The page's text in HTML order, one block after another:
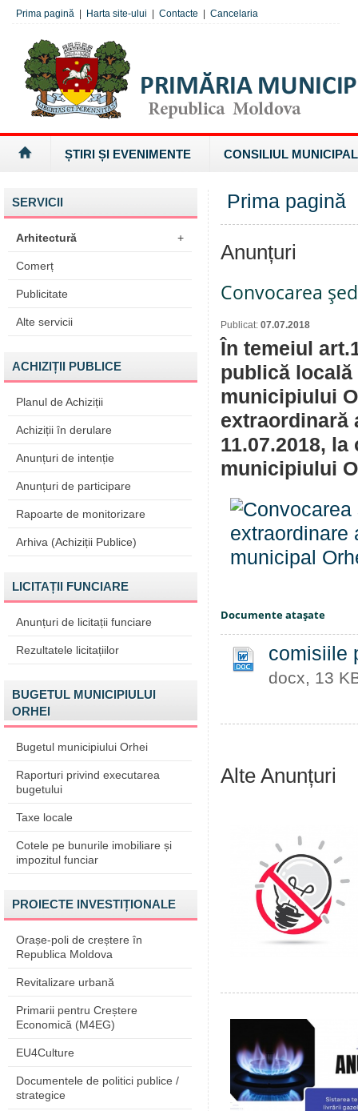
Prima pagină Harta site-ului Contacte Cancelaria
ȘTIRI ȘI EVENIMENTE CONSILIUL MUNICIPAL
SERVICII
Arhitectură +
Comerț
Publicitate
Alte servicii
ACHIZIȚII PUBLICE
Planul de Achiziții
Achiziții în derulare
Anunțuri de intenție
Anunțuri de participare
Rapoarte de monitorizare
Arhiva (Achiziții Publice)
LICITAȚII FUNCIARE
Anunțuri de licitații funciare
Rezultatele licitațiilor
BUGETUL MUNICIPIULUI
ORHEI
Bugetul municipiului Orhei
Raporturi privind executarea
bugetului
Taxe locale
Cotele pe bunurile imobiliare și
impozitul funciar
PROIECTE INVESTIȚIONALE
Orașe-poli de creștere în
Republica Moldova
Revitalizare urbană
Primarii pentru Creștere
Economică (M4EG)
EU4Culture
Documentele de politici publice /
strategice
Prima pagină
Anunțuri
Convocarea
Publicat: 07.07.2018
În temeiul
publică locală
municipiului
extraordinară
11.07.2018,
municipiului
Documente ataşate
comisiile
docx, 13
Alte Anunțuri